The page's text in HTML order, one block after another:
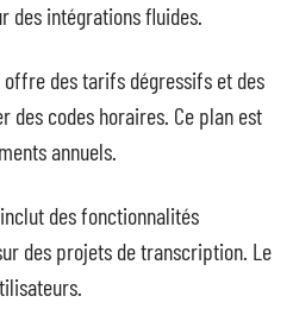
des intégrations fluides.
des tarifs dégressifs et des
des codes horaires. Ce plan est
annuels.
des fonctionnalités
des projets de transcription. Le